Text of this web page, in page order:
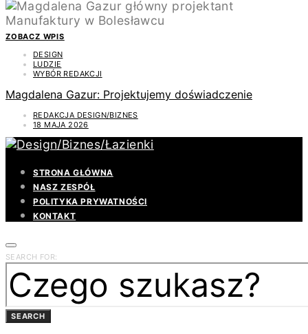
ZOBACZ WPIS
DESIGN
LUDZIE
WYBÓR REDAKCJI
Magdalena Gazur: Projektujemy doświadczenie
REDAKCJA DESIGN/BIZNES
18 MAJA 2026
STRONA GŁÓWNA
NASZ ZESPÓŁ
POLITYKA PRYWATNOŚCI
KONTAKT
SEARCH FOR:
SEARCH